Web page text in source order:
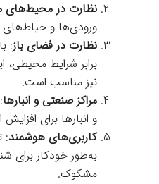
نظارت در محیط‌های
ورودی‌ها و حیاط‌های
نظارت در فضای باز:
برابر شرایط محیطی،
نیز مناسب است.
مراکز صنعتی و انبارها
و انبارها برای
کاربری‌های هوشمند:
به‌طور خودکار برای
مشکوک.